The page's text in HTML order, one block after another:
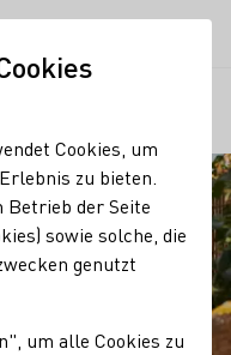
Cookies, um
zu bieten.
Betrieb der Seite
sowie solche, die
genutzt
um alle Cookies zu